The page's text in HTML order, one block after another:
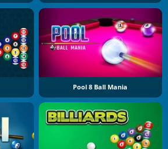
Pool 8 Ball Mania